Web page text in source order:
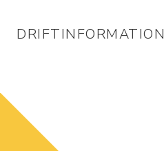
DRIFTINFORMATION